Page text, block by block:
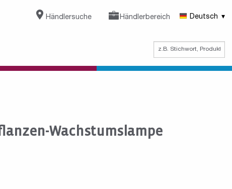
Händlersuche Händlerbereich Deutsch
Wachstumslampe